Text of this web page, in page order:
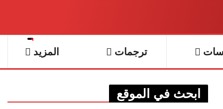
ترجمات المزيد
ابحث في الموقع